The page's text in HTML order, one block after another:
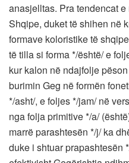
anasjelltas. Pra tendencat
Shqipe, duket të shihen në
formave koloristike të
të tilla si forma */është/ e
kur kalon në ndajfolje
burimin Geg në formën
*/asht/, e foljes */jam/ në
nga folja primitive */a/
marrë parashtesën */j/ ka
duke i shtuar prapashtesën